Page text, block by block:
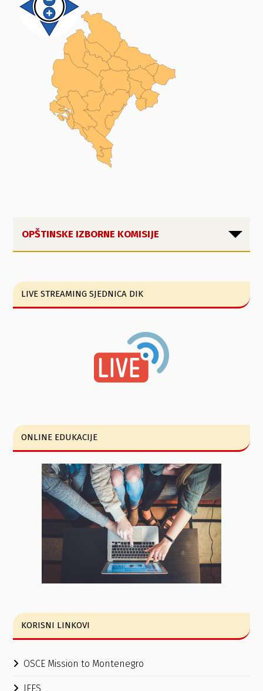
OPŠTINSKE IZBORNE KOMISIJE
LIVE STREAMING SJEDNICA DIK
ONLINE EDUKACIJE
KORISNI LINKOVI
OSCE Mission to Montenegro
IFES